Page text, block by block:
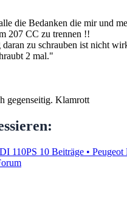
die Bedanken die mir und
207 CC zu trennen !!
zu schrauben ist nicht
2 mal."
gegenseitig. Klamrott
110PS 10 Beiträge • Peugeot